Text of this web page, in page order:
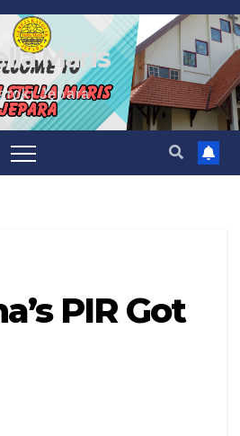
Maris
Jepara
PIR Got